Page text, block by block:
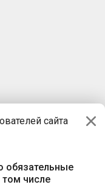
сайта
обязательные
числе
т Независимости